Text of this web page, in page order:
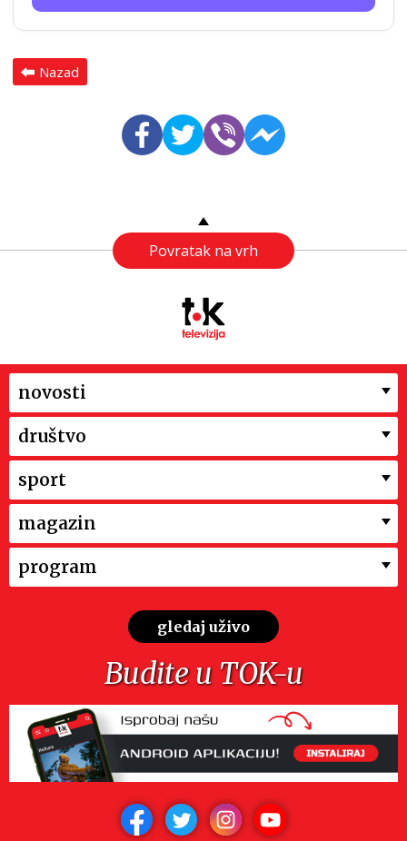
Nazad
Povratak na vrh
novosti
društvo
sport
magazin
program
gledaj uživo
Budite u TOK-u